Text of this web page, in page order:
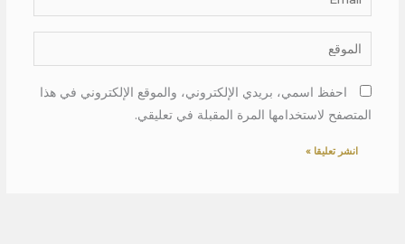
الموقع
احفظ اسمي، بريدي الإلكتروني، والموقع الإلكتروني في هذا
المتصفح لاستخدامها المرة المقبلة في تعليقي.